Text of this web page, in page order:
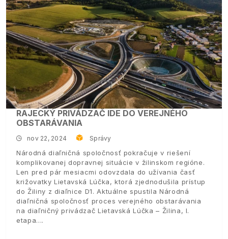
RAJECKÝ PRIVÁDZAČ IDE DO VEREJNÉHO
OBSTARÁVANIA
nov 22, 2024 Správy
Národná diaľničná spoločnosť pokračuje v riešení
komplikovanej dopravnej situácie v žilinskom regióne.
Len pred pár mesiacmi odovzdala do užívania časť
križovatky Lietavská Lúčka, ktorá zjednodušila prístup
do Žiliny z diaľnice D1. Aktuálne spustila Národná
diaľničná spoločnosť proces verejného obstarávania
na diaľničný privádzač Lietavská Lúčka – Žilina, I.
etapa.